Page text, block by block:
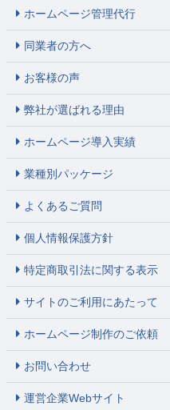
ホームページ管理代行
同業者の方へ
お客様の声
弊社が選ばれる理由
ホームページ導入実績
業種別パッケージ
よくあるご質問
個人情報保護方針
特定商取引法に関する表示
サイトのご利用にあたって
ホームページ制作のご依頼
お問い合わせ
運営企業Webサイト